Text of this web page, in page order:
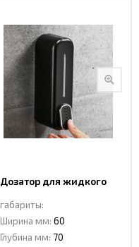
Дозатор для жидкого
Черный
габариты:
Ширина мм: 60
Глубина мм: 70